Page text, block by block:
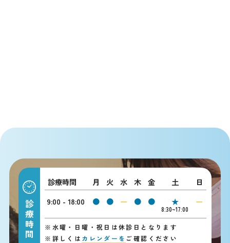
診療時間
診療時間 月 火 水 木 金 土
日
9:00 - 18:00
● ● ー ● ● ★
8:30~17:00
ー
※ 水曜・日曜・祝日は休診日となります
※ 詳しくは カレンダーを ご確認ください